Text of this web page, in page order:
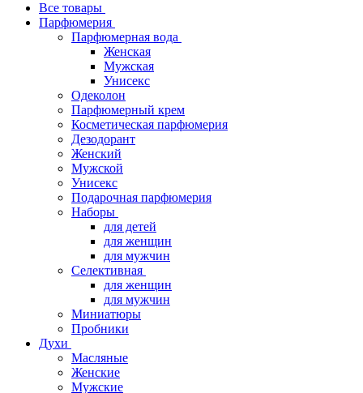
Все товары
Парфюмерия
Парфюмерная вода
Женская
Мужская
Унисекс
Одеколон
Парфюмерный крем
Косметическая парфюмерия
Дезодорант
Женский
Мужской
Унисекс
Подарочная парфюмерия
Наборы
для детей
для женщин
для мужчин
Селективная
для женщин
для мужчин
Миниатюры
Пробники
Духи
Масляные
Женские
Мужские